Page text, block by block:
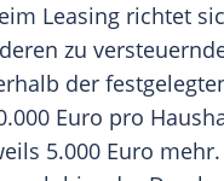
Leasing richtet
zu
der
Euro pro
5.000 Euro mehr.